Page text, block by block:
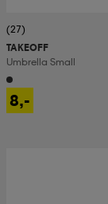
(27)
TAKEOFF
Umbrella Small
8,-